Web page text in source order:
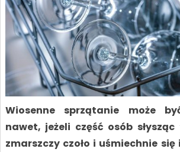
Wiosenne sprzątanie może
nawet, jeżeli część osób
zmarszczy czoło i uśmiechnie